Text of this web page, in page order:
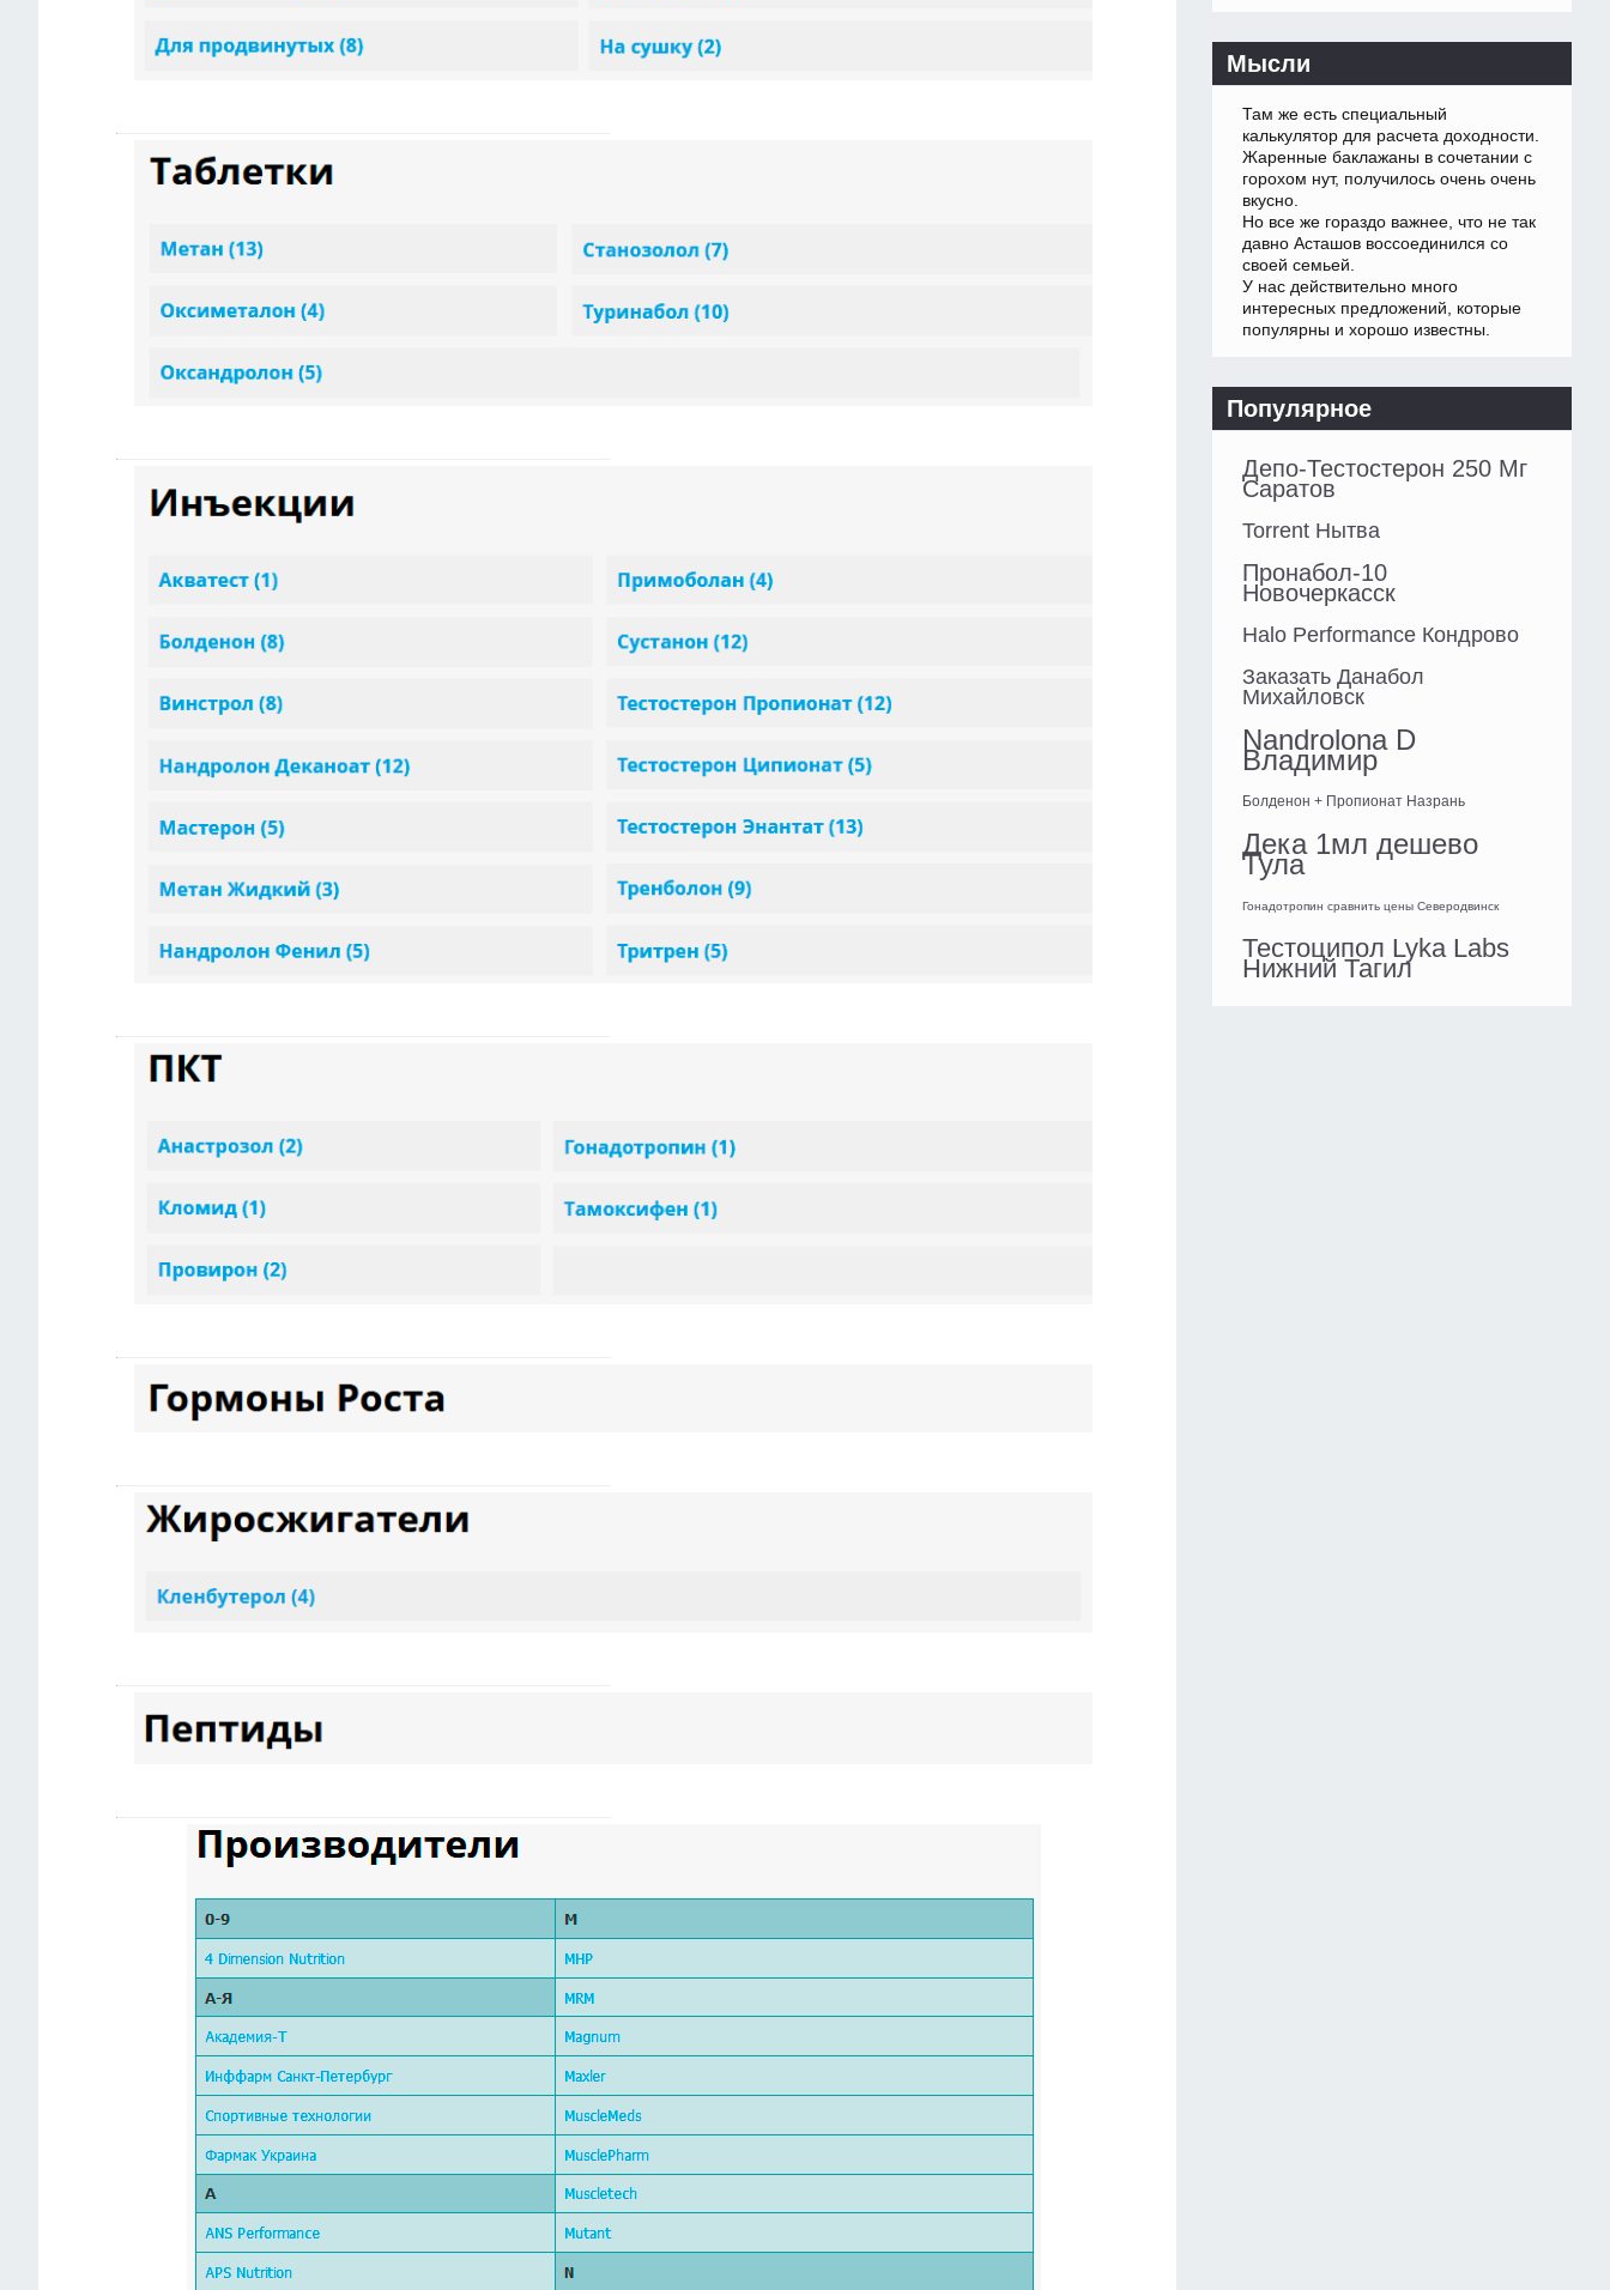
Мысли
Там же есть специальный
калькулятор для расчета доходности.
Жаренные баклажаны в сочетании с
горохом нут, получилось очень очень
вкусно.
Но все же гораздо важнее, что не так
давно Асташов воссоединился со
своей семьей.
У нас действительно много
интересных предложений, которые
популярны и хорошо известны.
Популярное
Депо-Тестостерон 250 Мг
Саратов
Torrent Нытва
Пронабол-10
Новочеркасск
Halo Performance Кондрово
Заказать Данабол
Михайловск
Nandrolona D
Владимир
Болденон + Пропионат Назрань
Дека 1мл дешево
Тула
Гонадотропин сравнить цены Северодвинск
Тестоципол Lyka Labs
Нижний Тагил